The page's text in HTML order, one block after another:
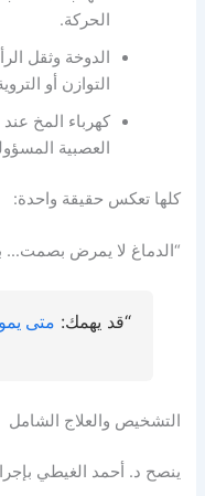
الحركة.
الدوخة وثقل
التوازن أو
كهرباء المخ
العصبية
كلها تعكس حقيقة واحدة:
“الدماغ لا يمرض بصمت…
“قد يهمك: متى
التشخيص والعلاج الشامل
ينصح د. أحمد الغيطي